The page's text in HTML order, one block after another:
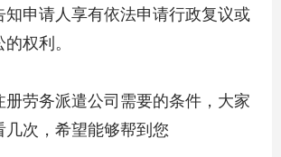
申请人享有依法申请行政复议或
权利。
册劳务派遣公司需要的条件，大家
次，希望能够帮到您